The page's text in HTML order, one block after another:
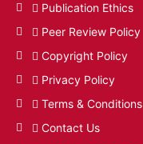
Publication Ethics
Peer Review Policy
Copyright Policy
Privacy Policy
Terms & Conditions
Contact Us